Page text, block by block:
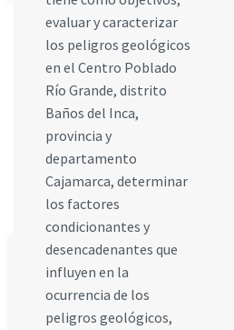
evaluar y caracterizar
los peligros geológicos
en el Centro Poblado
Río Grande, distrito
Baños del Inca,
provincia y
departamento
Cajamarca, determinar
los factores
condicionantes y
desencadenantes que
influyen en la
ocurrencia de los
peligros geológicos,